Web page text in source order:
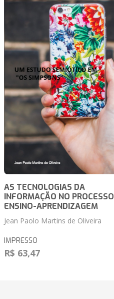
AS TECNOLOGIAS DA
INFORMAÇÃO NO PROCESSO
ENSINO-APRENDIZAGEM
Jean Paolo Martins de Oliveira
IMPRESSO
R$ 63,47